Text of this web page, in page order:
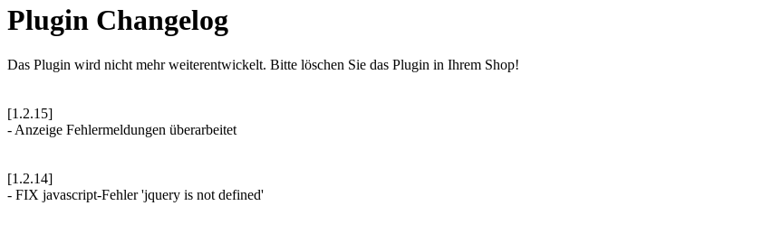
Plugin Changelog
Das Plugin wird nicht mehr weiterentwickelt. Bitte löschen Sie das Plugin in Ihrem Shop!
[1.2.15]
- Anzeige Fehlermeldungen überarbeitet
[1.2.14]
- FIX javascript-Fehler 'jquery is not defined'